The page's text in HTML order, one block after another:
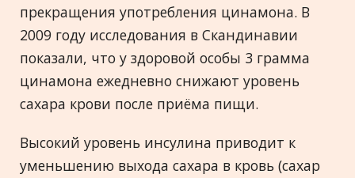
прекращения употребления цинамона. В
2009 году исследования в Скандинавии
показали, что у здоровой особы 3 грамма
цинамона ежедневно снижают уровень
сахара крови после приёма пищи.
Высокий уровень инсулина приводит к
уменьшению выхода сахара в кровь (сахар